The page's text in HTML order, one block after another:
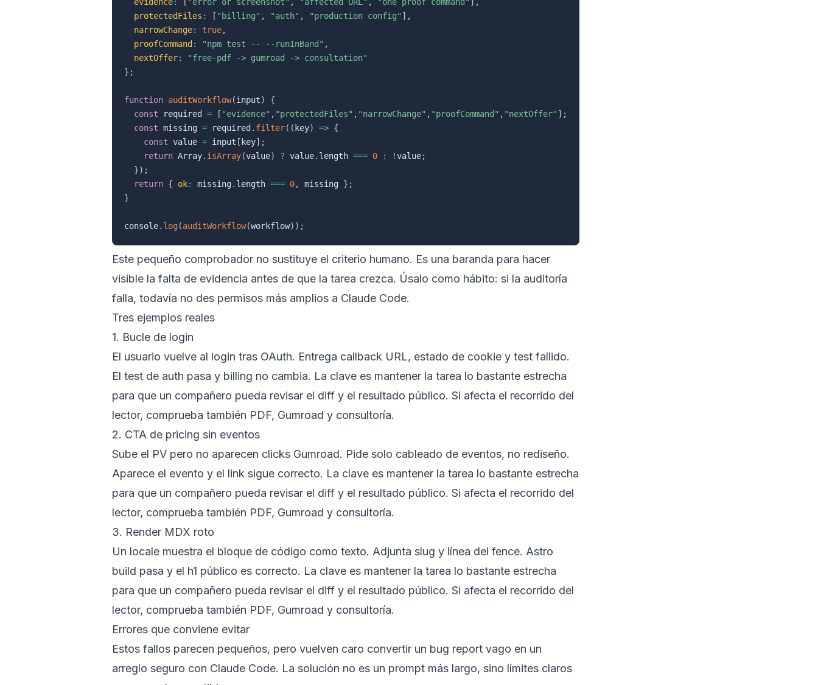
protectedFiles : [ "billing" , "auth" , "production config" ] ,
narrowChange: true,
proofCommand : "npm test -- --runInBand" ,
nextOffer:
"free-pdf -> gumroad -> consultation"
} ;
function auditWorkflow(input)
{
const required = [ "evidence" , "protectedFiles" , "narrowChange" , "proofCommand" , "nextOffer" ] ;
const missing = required . filter( ( key) => {
const value = input [ key] ;
return Array. isArray(value) ? value. length === 0 : !value;
}) ;
return { ok: missing. length === 0, missing } ;
}
console. log(auditWorkflow(workflow) ) ;
Este pequeño comprobador no sustituye el criterio humano. Es una baranda para hacer
visible la falta de evidencia antes de que la tarea crezca. Úsalo como hábito: si la auditoría
falla, todavía no des permisos más amplios a Claude Code.
Tres ejemplos reales
1. Bucle de login
El usuario vuelve al login tras OAuth. Entrega callback URL, estado de cookie y test fallido.
El test de auth pasa y billing no cambia. La clave es mantener la tarea lo bastante estrecha
para que un compañero pueda revisar el diff y el resultado público. Si afecta el recorrido del
lector, comprueba también PDF, Gumroad y consultoría.
2. CTA de pricing sin eventos
Sube el PV pero no aparecen clicks Gumroad. Pide solo cableado de eventos, no rediseño.
Aparece el evento y el link sigue correcto. La clave es mantener la tarea lo bastante estrecha
para que un compañero pueda revisar el diff y el resultado público. Si afecta el recorrido del
lector, comprueba también PDF, Gumroad y consultoría.
3. Render MDX roto
Un locale muestra el bloque de código como texto. Adjunta slug y línea del fence. Astro
build pasa y el h1 público es correcto. La clave es mantener la tarea lo bastante estrecha
para que un compañero pueda revisar el diff y el resultado público. Si afecta el recorrido del
lector, comprueba también PDF, Gumroad y consultoría.
Errores que conviene evitar
Estos fallos parecen pequeños, pero vuelven caro convertir un bug report vago en un
arreglo seguro con Claude Code. La solución no es un prompt más largo, sino límites claros